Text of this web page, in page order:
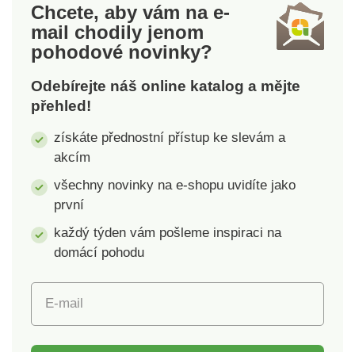
Chcete, aby vám na e-
mail chodily jenom
pohodové novinky?
Odebírejte náš online katalog a mějte
přehled!
získáte přednostní přístup ke slevám a
akcím
všechny novinky na e-shopu uvidíte jako
první
každý týden vám pošleme inspiraci na
domácí pohodu
E-mail